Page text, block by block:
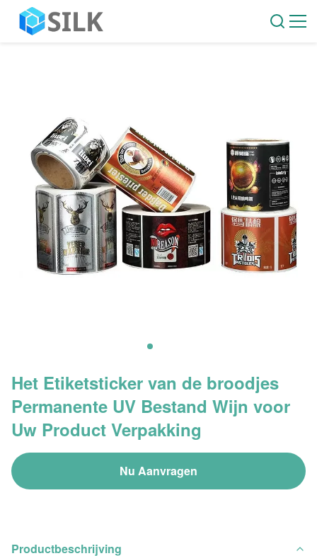
Het Etiketsticker van de broodjes
Permanente UV Bestand Wijn voor
Uw Product Verpakking
Nu Aanvragen
Productbeschrijving